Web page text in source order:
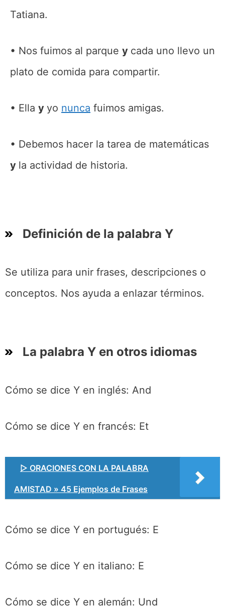
Tatiana.
Nos fuimos al parque y cada uno llevo un
plato de comida para compartir.
Ella y yo nunca fuimos amigas.
Debemos hacer la tarea de matemáticas
y la actividad de historia.
Definición de la palabra Y
Se utiliza para unir frases, descripciones o
conceptos. Nos ayuda a enlazar términos.
La palabra Y en otros idiomas
Cómo se dice Y en inglés: And
Cómo se dice Y en francés: Et
▷ ORACIONES CON LA PALABRA
AMISTAD » 45 Ejemplos de Frases
Cómo se dice Y en portugués: E
Cómo se dice Y en italiano: E
Cómo se dice Y en alemán: Und